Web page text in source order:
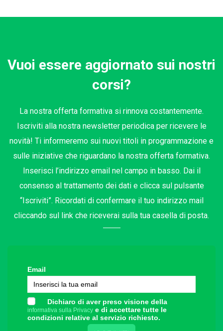
Vuoi essere aggiornato sui nostri
corsi?
La nostra offerta formativa si rinnova costantemente.
Iscriviti alla nostra newsletter periodica per ricevere le
novità! Ti informeremo sui nuovi titoli in programmazione e
sulle iniziative che riguardano la nostra offerta formativa.
Inserisci l’indirizzo email nel campo in basso. Dai il
consenso al trattamento dei dati e clicca sul pulsante
“Iscriviti”. Ricordati di confermare il tuo indirizzo mail
cliccando sul link che riceverai sulla tua casella di posta.
Email
Dichiaro di aver preso visione della
informativa sulla Privacy e di accettare tutte le
condizioni relative al servizio richiesto.